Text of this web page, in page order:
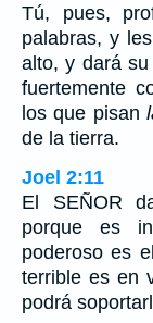
Tú, pues,
palabras, y
alto, y dará
fuertemente
los que pisan
de la tierra.
Joel 2:11
El SEÑOR
porque es
poderoso es
terrible es en
podrá